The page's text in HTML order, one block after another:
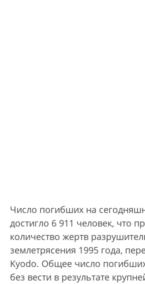
Число погибших на
достигло 6 911 человек, что
количество жертв
землетрясения 1995 года,
Kyodo. Общее число
без вести в результате